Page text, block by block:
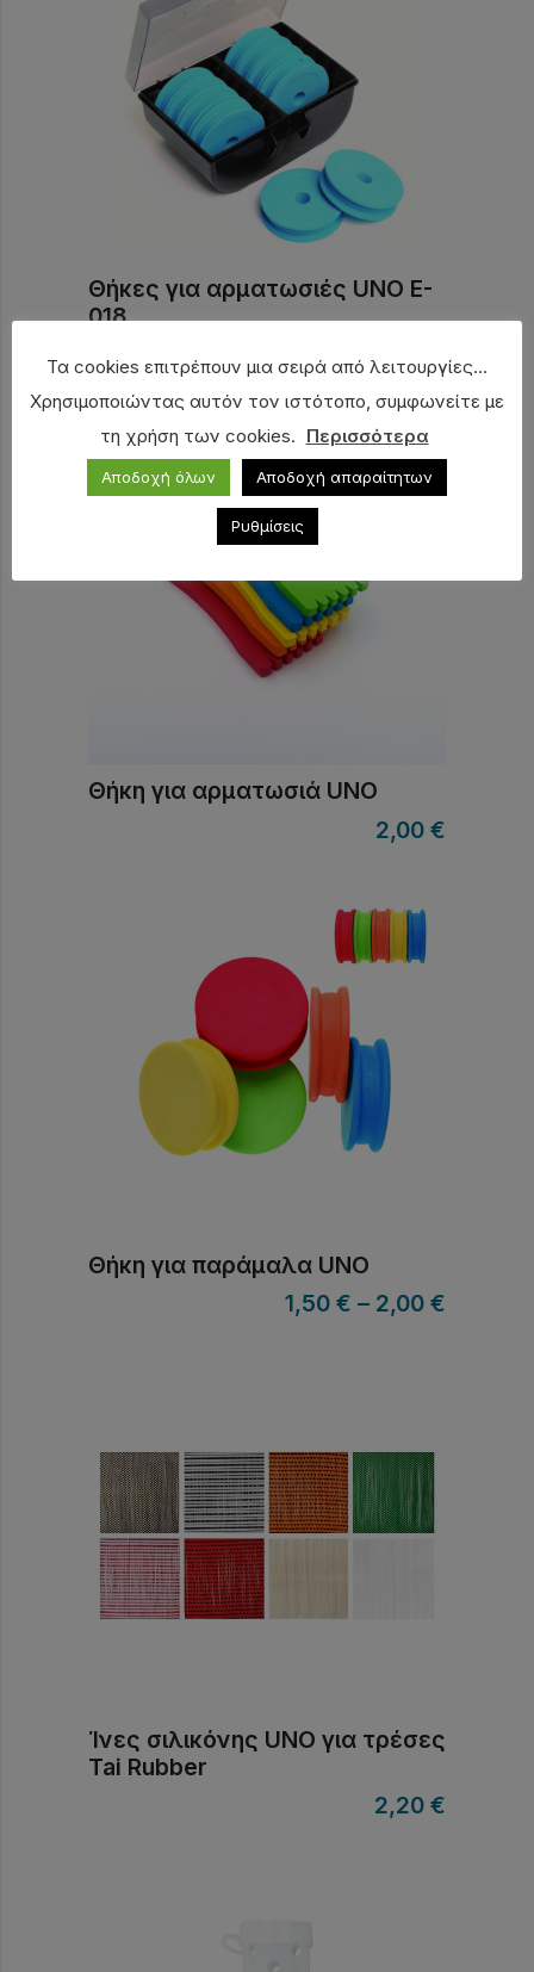
Θήκες για αρματωσιές UNO E-
018
Θήκη για αρματωσιά UNO
2,00 €
Θήκη για παράμαλα UNO
1,50 € – 2,00 €
Ίνες σιλικόνης UNO για τρέσες
Tai Rubber
2,20 €
Τα cookies επιτρέπουν μια σειρά από λειτουργίες...
Χρησιμοποιώντας αυτόν τον ιστότοπο, συμφωνείτε με
τη χρήση των cookies. Περισσότερα
Αποδοχή όλων Αποδοχή απαραίτητων
Ρυθμίσεις